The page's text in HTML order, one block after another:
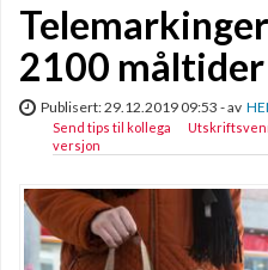
2100
Publisert: 29.12.2019 09:53 - av
Send tips til kollega
versjon